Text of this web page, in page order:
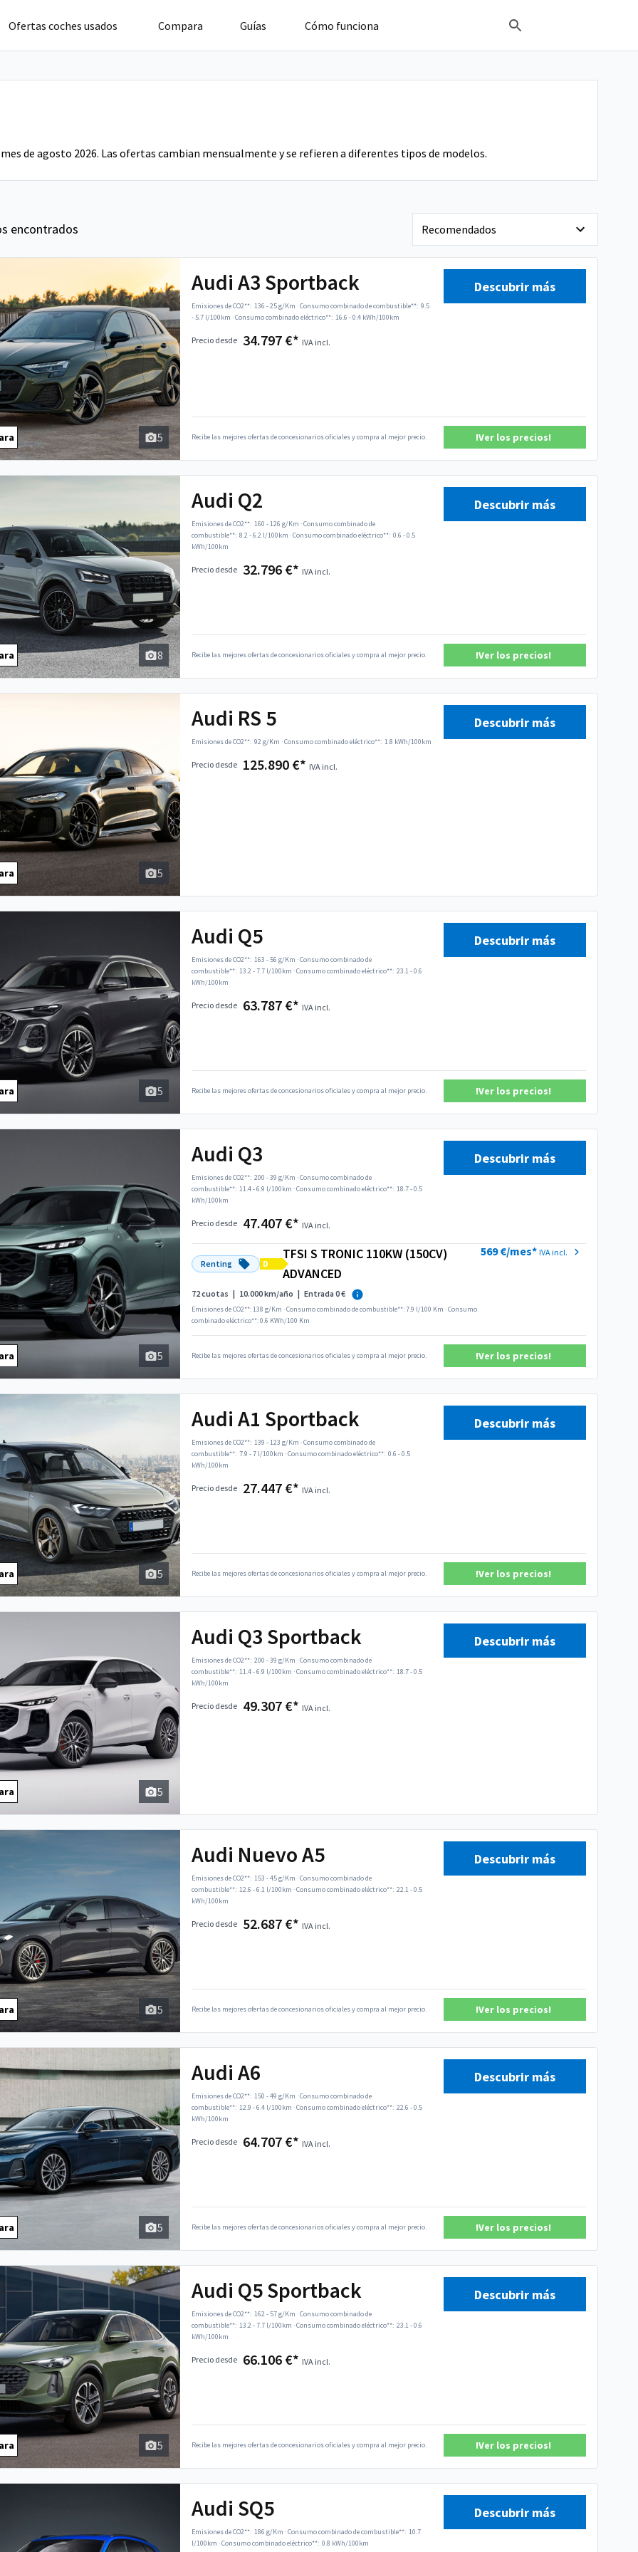
Ofertas coches usados Compara Guías Cómo funciona
de agosto 2026. Las ofertas cambian mensualmente y se refieren a diferentes tipos de modelos.
encontrados
5
Audi A3 Sportback
Emisiones de CO2**: 136 - 25 g/Km ·Consumo combinado de combustible**: 9.5
- 5.7 l/100km ·Consumo combinado eléctrico**: 16.6 - 0.4 kWh/100km
Precio desde 34.797 €* IVA incl.
Descubrir más
Recibe las mejores ofertas de concesionarios oficiales y compra al mejor precio. !Ver los precios!
8
Audi Q2
Emisiones de CO2**: 160 - 126 g/Km ·Consumo combinado de
combustible**: 8.2 - 6.2 l/100km ·Consumo combinado eléctrico**: 0.6 - 0.5
kWh/100km
Precio desde 32.796 €* IVA incl.
Descubrir más
Recibe las mejores ofertas de concesionarios oficiales y compra al mejor precio. !Ver los precios!
5
Audi RS 5
Emisiones de CO2**: 92 g/Km ·Consumo combinado eléctrico**: 1.8 kWh/100km
Precio desde 125.890 €* IVA incl.
Descubrir más
5
Audi Q5
Emisiones de CO2**: 163 - 56 g/Km ·Consumo combinado de
combustible**: 13.2 - 7.7 l/100km ·Consumo combinado eléctrico**: 23.1 - 0.6
kWh/100km
Precio desde 63.787 €* IVA incl.
Descubrir más
Recibe las mejores ofertas de concesionarios oficiales y compra al mejor precio. !Ver los precios!
5
Audi Q3
Emisiones de CO2**: 200 - 39 g/Km ·Consumo combinado de
combustible**: 11.4 - 6.9 l/100km ·Consumo combinado eléctrico**: 18.7 - 0.5
kWh/100km
Precio desde 47.407 €* IVA incl.
Descubrir más
Renting D
TFSI S TRONIC 110KW (150CV)
ADVANCED
72 cuotas | 10.000 km/año | Entrada 0 €
Emisiones de CO2**: 138 g/Km ·Consumo combinado de combustible**: 7.9 l/100 Km ·Consumo
combinado eléctrico**: 0.6 KWh/100 Km
569 €/mes* IVA incl.
Recibe las mejores ofertas de concesionarios oficiales y compra al mejor precio. !Ver los precios!
5
Audi A1 Sportback
Emisiones de CO2**: 139 - 123 g/Km ·Consumo combinado de
combustible**: 7.9 - 7 l/100km ·Consumo combinado eléctrico**: 0.6 - 0.5
kWh/100km
Precio desde 27.447 €* IVA incl.
Descubrir más
Recibe las mejores ofertas de concesionarios oficiales y compra al mejor precio. !Ver los precios!
5
Audi Q3 Sportback
Emisiones de CO2**: 200 - 39 g/Km ·Consumo combinado de
combustible**: 11.4 - 6.9 l/100km ·Consumo combinado eléctrico**: 18.7 - 0.5
kWh/100km
Precio desde 49.307 €* IVA incl.
Descubrir más
5
Audi Nuevo A5
Emisiones de CO2**: 153 - 45 g/Km ·Consumo combinado de
combustible**: 12.6 - 6.1 l/100km ·Consumo combinado eléctrico**: 22.1 - 0.5
kWh/100km
Precio desde 52.687 €* IVA incl.
Descubrir más
Recibe las mejores ofertas de concesionarios oficiales y compra al mejor precio. !Ver los precios!
5
Audi A6
Emisiones de CO2**: 150 - 49 g/Km ·Consumo combinado de
combustible**: 12.9 - 6.4 l/100km ·Consumo combinado eléctrico**: 22.6 - 0.5
kWh/100km
Precio desde 64.707 €* IVA incl.
Descubrir más
Recibe las mejores ofertas de concesionarios oficiales y compra al mejor precio. !Ver los precios!
5
Audi Q5 Sportback
Emisiones de CO2**: 162 - 57 g/Km ·Consumo combinado de
combustible**: 13.2 - 7.7 l/100km ·Consumo combinado eléctrico**: 23.1 - 0.6
kWh/100km
Precio desde 66.106 €* IVA incl.
Descubrir más
Recibe las mejores ofertas de concesionarios oficiales y compra al mejor precio. !Ver los precios!
Audi SQ5
Emisiones de CO2**: 186 g/Km ·Consumo combinado de combustible**: 10.7
l/100km ·Consumo combinado eléctrico**: 0.8 kWh/100km
Descubrir más